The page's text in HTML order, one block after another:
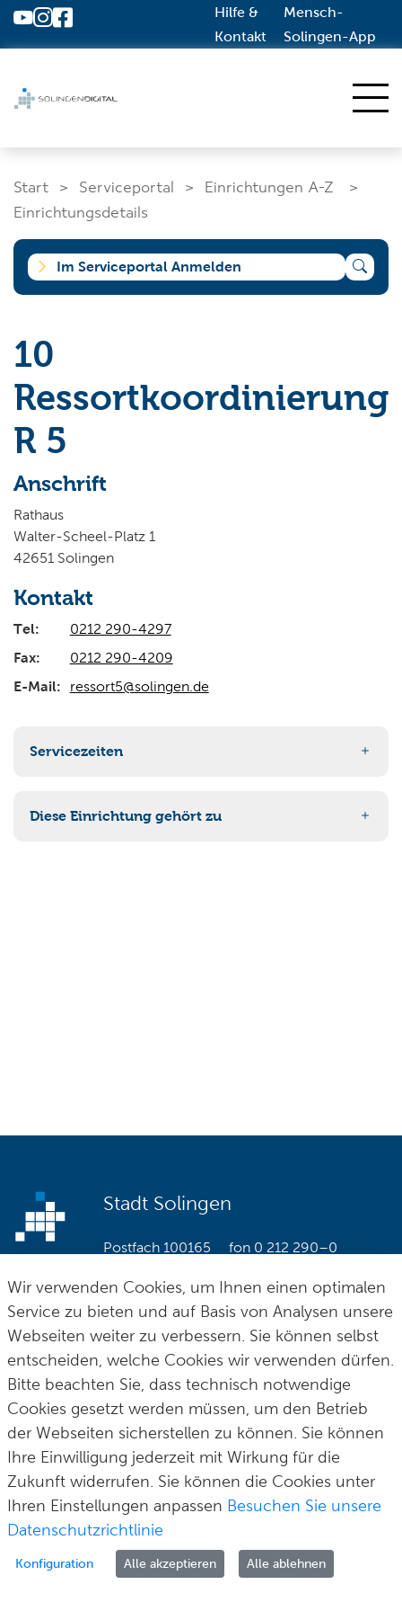
Zum Hauptinhalt springen
Hilfe &
Kontakt
Mensch-
Solingen-App
Dienstleistungen A-Z
Solingen.de
Start Serviceportal
Einrichtungen A-Z
Einrichtungsdetails
Im Serviceportal Anmelden
Was suchen Sie?
10
Ressortkoordinierung
R 5
Anschrift
Rathaus
Walter-Scheel-Platz 1
42651 Solingen
Kontakt
Tel:
0212 290-4297
Fax:
0212 290-4209
E-Mail:
ressort5@solingen.de
Servicezeiten
Diese Einrichtung gehört zu
Stadt Solingen
Postfach 100165
fon 0 212 290–0
post@solingen.de
© Stadt Solingen 2026
Hilfe & KontaktImpressumDatenschutzCookie-Richtlinie
Wir verwenden Cookies, um Ihnen einen optimalen
Service zu bieten und auf Basis von Analysen unsere
Webseiten weiter zu verbessern. Sie können selbst
entscheiden, welche Cookies wir verwenden dürfen.
Bitte beachten Sie, dass technisch notwendige
Cookies gesetzt werden müssen, um den Betrieb
der Webseiten sicherstellen zu können. Sie können
Ihre Einwilligung jederzeit mit Wirkung für die
Zukunft widerrufen. Sie können die Cookies unter
Ihren Einstellungen anpassen Besuchen Sie unsere
Datenschutzrichtlinie
Konfiguration Alle akzeptieren Alle ablehnen